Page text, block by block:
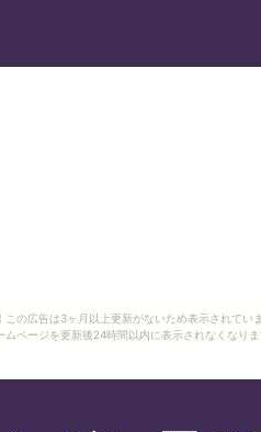
この広告は3ヶ月以上更新がないため表示されていま
ムページを更新後24時間以内に表示されなくなりま